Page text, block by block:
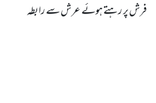
فرش پر رہتے ہوئے عرش سے رابطہ